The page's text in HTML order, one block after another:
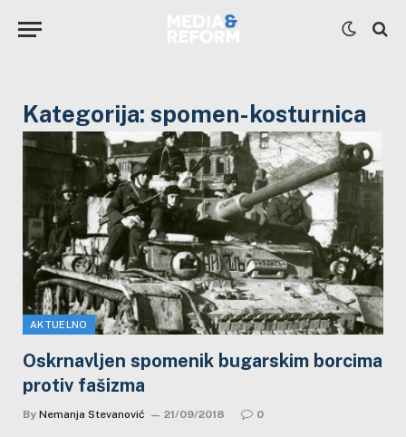
Kategorija: spomen-kosturnica
AKTUELNO
Oskrnavljen spomenik bugarskim borcima
protiv fašizma
By Nemanja Stevanović 21/09/2018 0